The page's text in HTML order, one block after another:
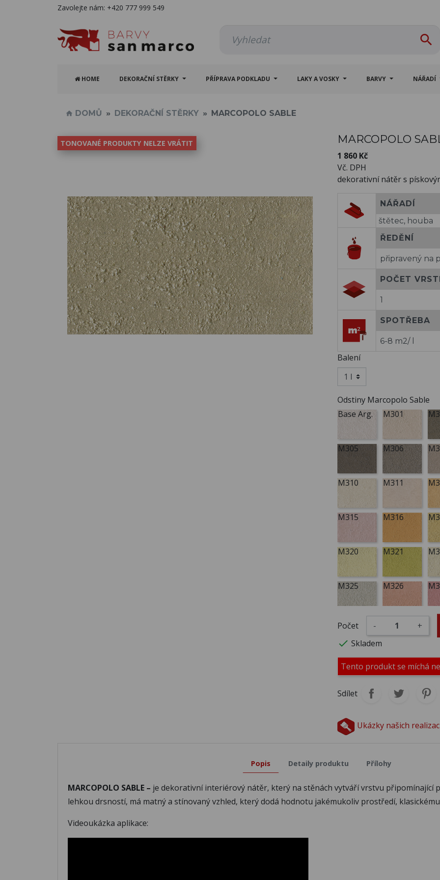
Zavolejte nám: +420 777 999 549

HOME DEKORAČNÍ STĚRKY PŘÍPRAVA PODKLADU LAKY A VOSKY BARVY NÁŘADÍ
DOMŮ DEKORAČNÍ STĚRKY MARCOPOLO SABLE
TONOVANÉ PRODUKTY NELZE VRÁTIT MARCOPOLO
1 860 Kč
Vč. DPH
dekorativní nátěr s
NÁŘADÍ
štětec, houba
ŘEDĚNÍ
připravený na
POČET
1
SPOTŘEBA
6-8 m2/ l
Balení
Odstiny Marcopolo Sable
Base Arg.
M301
M305 M306
M310 M311
M315 M316
M320 M321
M325 M326
M330 M331
M340 M341
M345 M346
M355 M356
Počet - +
 Skladem
Tento produkt se míchá
Sdílet
Ukázky našich
Popis Detaily produktu Přílohy
MARCOPOLO SABLE – je dekorativní interiérový nátěr, který na stěnách vytváří vrstvu připomínající
lehkou drsností, má matný a stínovaný vzhled, který dodá hodnotu jakémukoliv prostředí,
Videoukázka aplikace: